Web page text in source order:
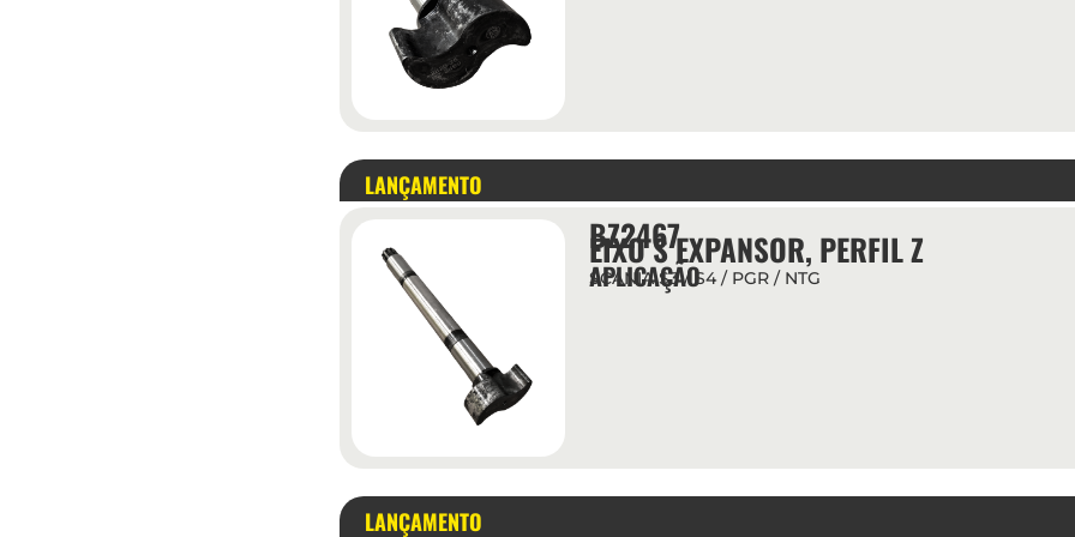
LANÇAMENTO
BZ2467
EIXO S EXPANSOR, PERFIL Z
APLICAÇÃO
SCANIA S3 / S4 / PGR / NTG
LANÇAMENTO